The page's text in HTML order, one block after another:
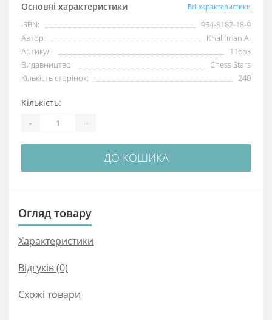
Основні характеристики Всі характеристики
ISBN:
954-8182-18-9
Автор:
Khalifman A.
Артикул:
11663
Видавництво:
Chess Stars
Кількість сторінок:
240
Кількість:
- +
ДО КОШИКА
Огляд товару
Характеристики
Відгуків (0)
Схожі товари